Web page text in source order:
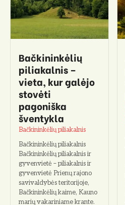
Bačkininkėlių
piliakalnis –
vieta, kur galėjo
stovėti
pagoniška
šventykla
Bačkininkėlių piliakalnis
Bačkininkėlių piliakalnis
Bačkininkėlių piliakalnis ir
gyvenvietė – piliakalnis ir
gyvenvietė Prienų rajono
savivaldybės teritorijoje,
Bačkininkėlių kaime, Kauno
marių vakariniame krante.